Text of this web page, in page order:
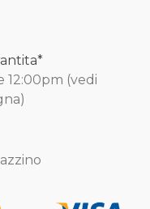
12:00pm (vedi